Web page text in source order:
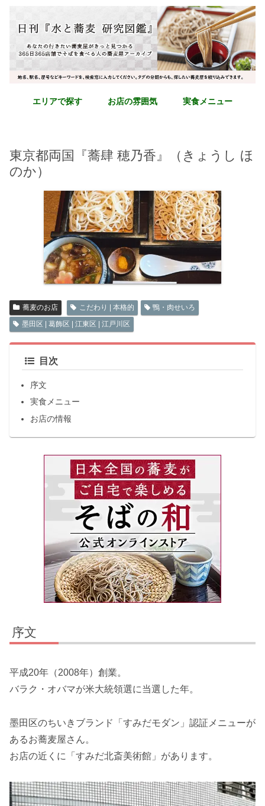
エリアで探す お店の雰囲気 実食メニュー
東京都両国『蕎肆 穂乃香』（きょうし ほ
のか）
蕎麦のお店 こだわり | 本格的
鴨・肉せいろ
墨田区 | 葛飾区 | 江東区 | 江戸川区
目次
序文
実食メニュー
お店の情報
序文
平成20年（2008年）創業。
バラク・オバマが米大統領選に当選した年。
墨田区のちいきブランド「すみだモダン」認証メニューが
あるお蕎麦屋さん。
お店の近くに「すみだ北斎美術館」があります。